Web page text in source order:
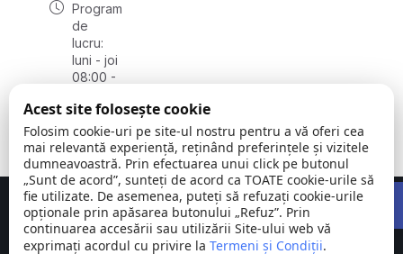
Program
de
lucru:
luni - joi
08:00 -
vineri
08:00 -
14:00
Comuna © Toate
Concept realizat deBig Media Relații Publice SRL
Acest site folosește cookie
Folosim cookie-uri pe site-ul nostru pentru a vă oferi cea
mai relevantă experiență, reținând preferințele și vizitele
dumneavoastră. Prin efectuarea unui click pe butonul
„Sunt de acord”, sunteți de acord ca TOATE cookie-urile să
fie utilizate. De asemenea, puteți să refuzați cookie-urile
opționale prin apăsarea butonului „Refuz”. Prin
continuarea accesării sau utilizării Site-ului web vă
exprimați acordul cu privire la Termeni și Condiții.